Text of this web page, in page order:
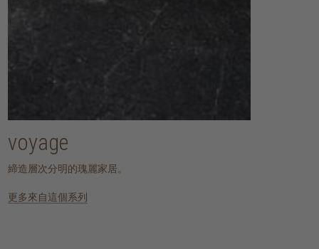
voyage
締造層次分明的瑰麗家居。
更多來自這個系列